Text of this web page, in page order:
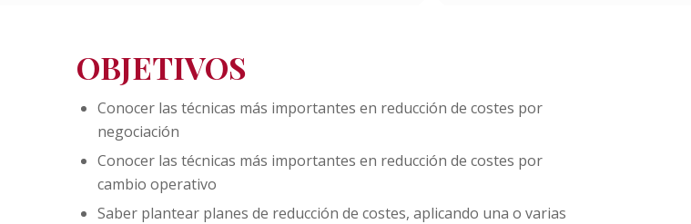
OBJETIVOS
Conocer las técnicas más importantes en reducción de costes por
negociación
Conocer las técnicas más importantes en reducción de costes por
cambio operativo
Saber plantear planes de reducción de costes, aplicando una o varias